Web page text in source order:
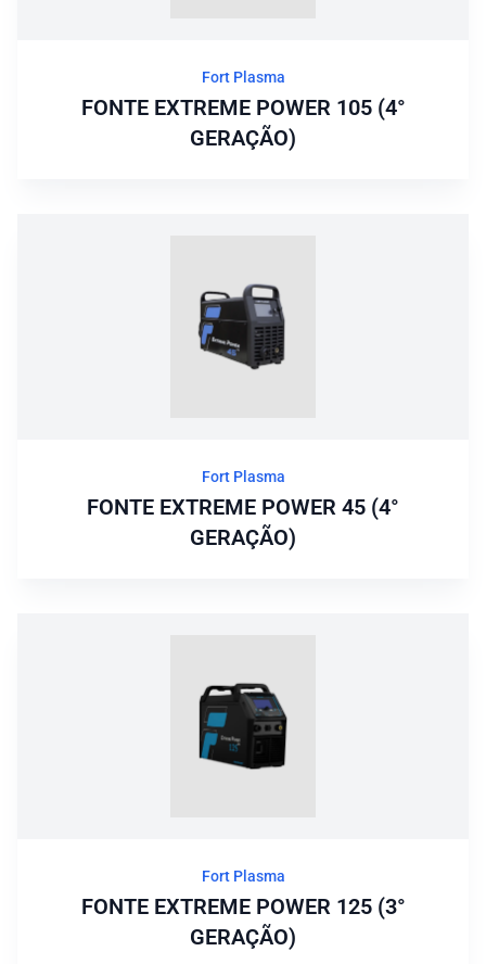
Fort Plasma
FONTE EXTREME POWER 105 (4°
GERAÇÃO)
Fort Plasma
FONTE EXTREME POWER 45 (4°
GERAÇÃO)
Fort Plasma
FONTE EXTREME POWER 125 (3°
GERAÇÃO)